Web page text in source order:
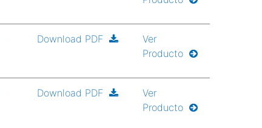
Download PDF
Ver
Producto
Download PDF
Ver
Producto